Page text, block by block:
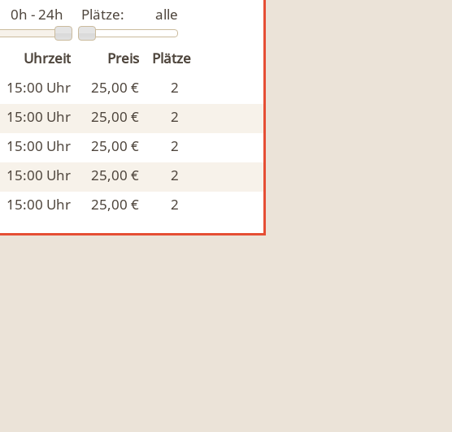
0h - 24h Plätze: alle
Uhrzeit Preis
Plätze
15:00 Uhr 25,00 € 2
15:00 Uhr 25,00 € 2
15:00 Uhr 25,00 € 2
15:00 Uhr 25,00 € 2
15:00 Uhr 25,00 € 2